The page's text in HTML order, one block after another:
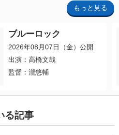
もっと見る
ブルーロック
2026年08月07日（金）公開
出演：高橋文哉
監督：瀧悠輔
る記事